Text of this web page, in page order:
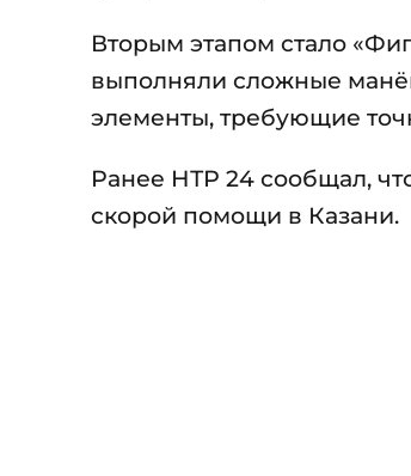
Вторым этапом стало
выполняли сложные
элементы, требующие
Ранее НТР 24 сообщал,
скорой помощи в Казани.